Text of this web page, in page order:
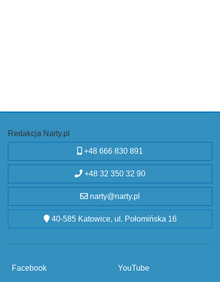
Redakcja Narty.pl
+48 666 830 891
+48 32 350 32 90
narty@narty.pl
40-585 Katowice, ul. Połomińska 16
Facebook YouTube